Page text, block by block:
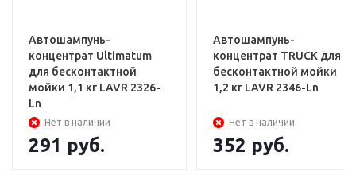
Автошампунь-
концентрат Ultimatum
для бесконтактной
мойки 1,1 кг LAVR 2326-
Ln
Нет в наличии
291 руб.
Автошампунь-
концентрат TRUCK для
бесконтактной мойки
1,2 кг LAVR 2346-Ln
Нет в наличии
352 руб.